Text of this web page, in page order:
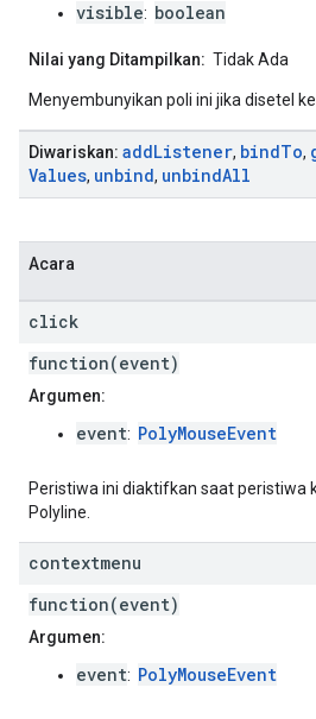
visible: boolean
Nilai yang Ditampilkan: Tidak Ada
Menyembunyikan poli ini jika disetel ke
Diwariskan: addListener, bindTo,
Values, unbind, unbindAll
Acara
click
function(event)
Argumen:
event: PolyMouseEvent
Peristiwa ini diaktifkan saat peristiwa
Polyline.
contextmenu
function(event)
Argumen:
event: PolyMouseEvent